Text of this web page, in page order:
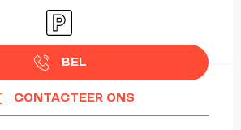
Parkeerplaats
BEL
CONTACTEER ONS